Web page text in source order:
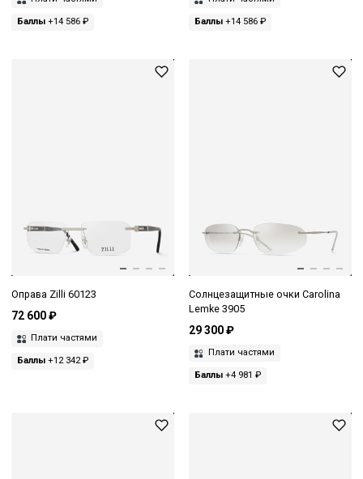
Баллы +14 586 ₽ Баллы+14 586 ₽
Оправа Zilli 60123
72 600 ₽
Плати частями
Баллы +12 342 ₽
Солнцезащитные очки Carolina
Lemke 3905
29 300 ₽
Плати частями
Баллы+4 981 ₽